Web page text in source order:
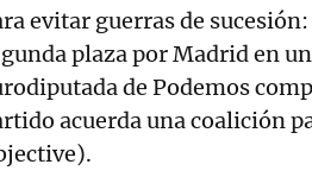
evitar guerras de
plaza por Madrid en
de Podemos
acuerda una coalición